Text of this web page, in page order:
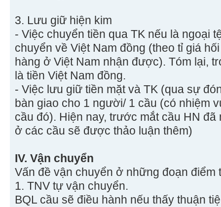
3. Lưu giữ hiện kim
- Việc chuyển tiền qua TK nếu là ngoại
chuyển về Việt Nam đồng (theo tỉ giá
hàng ở Việt Nam nhận được). Tóm lại,
là tiền Việt Nam đồng.
- Việc lưu giữ tiền mặt và TK (qua sự
bàn giao cho 1 người/ 1 cầu (có nhiệm
cầu đó). Hiện nay, trước mắt cầu HN
ở các cầu sẽ được thảo luận thêm)
IV. Vận chuyển
Vấn đề vận chuyển ở những đoạn điểm
1. TNV tự vận chuyển.
BQL cầu sẽ điều hành nếu thấy thuận